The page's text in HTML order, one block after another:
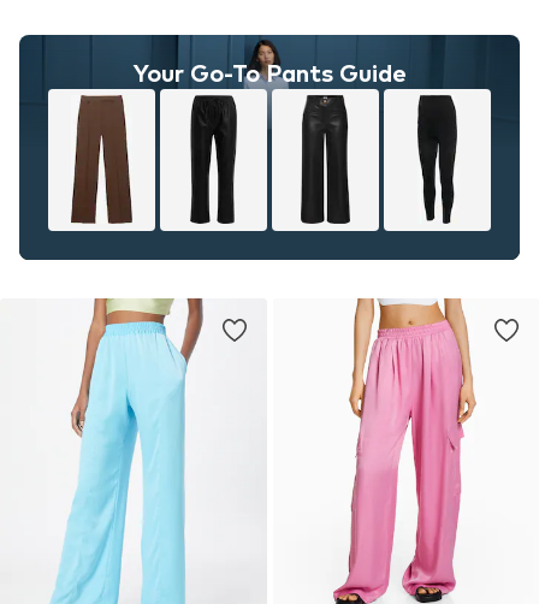
Your Go-To Pants Guide